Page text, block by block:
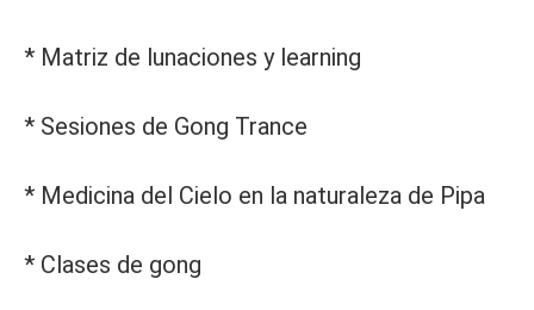
* Matriz de lunaciones y learning
* Sesiones de Gong Trance
* Medicina del Cielo en la naturaleza de Pipa
* Clases de gong